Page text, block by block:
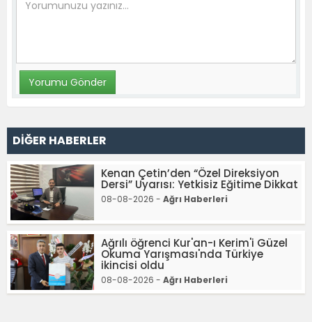
DİĞER HABERLER
Kenan Çetin’den “Özel Direksiyon
Dersi” Uyarısı: Yetkisiz Eğitime Dikkat
08-08-2026 - Ağrı Haberleri
Ağrılı öğrenci Kur'an-ı Kerim'i Güzel
Okuma Yarışması'nda Türkiye
ikincisi oldu
08-08-2026 - Ağrı Haberleri